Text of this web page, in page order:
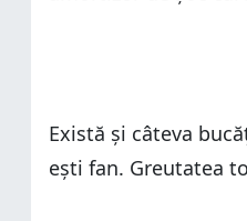
Există și câteva
ești fan. Greutatea